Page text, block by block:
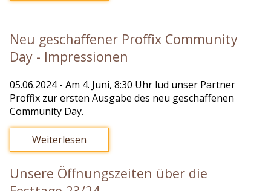
Neu geschaffener Proffix Community
Day - Impressionen
05.06.2024- Am 4. Juni, 8:30 Uhr lud unser Partner
Proffix zur ersten Ausgabe des neu geschaffenen
Community Day.
Weiterlesen
Unsere Öffnungszeiten über die